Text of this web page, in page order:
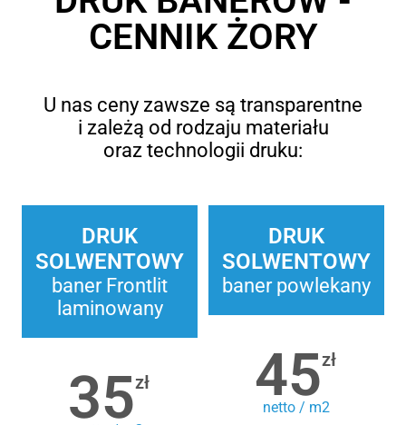
CENNIK ŻORY
U nas ceny zawsze są transparentne
i zależą od rodzaju materiału
oraz technologii druku:
DRUK
SOLWENTOWY
baner Frontlit
laminowany
35zł
DRUK
SOLWENTOWY
baner powlekany
45zł
netto / m2